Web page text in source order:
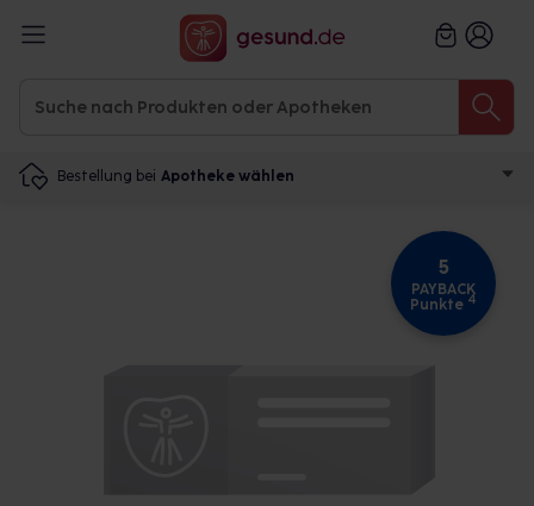
Bestellung bei Apotheke wählen
5
PAYBACK
Punkte 4